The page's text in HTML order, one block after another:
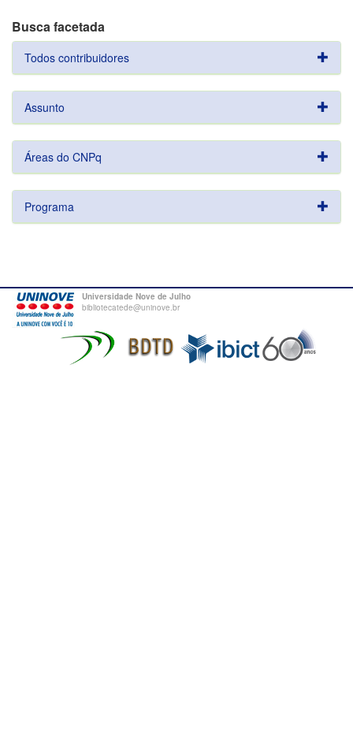
Busca facetada
Todos contribuidores
Assunto
Áreas do CNPq
Programa
Universidade Nove de Julho
bibliotecatede@uninove.br